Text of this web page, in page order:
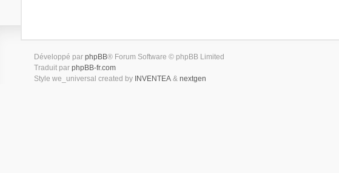
Développé par phpBB® Forum Software © phpBB Limited
Traduit par phpBB-fr.com
Style we_universal created by INVENTEA& nextgen